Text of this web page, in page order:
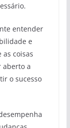
entender
e
coisas
aberto a
o sucesso